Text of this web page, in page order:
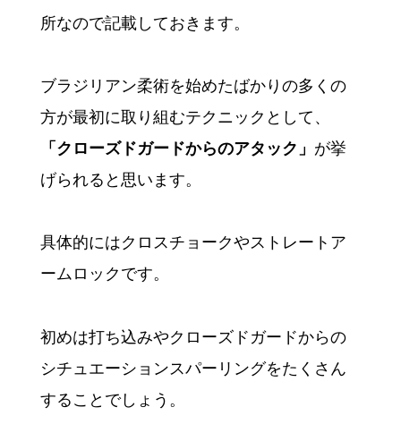
所なので記載しておきます。
ブラジリアン柔術を始めたばかりの多くの
方が最初に取り組むテクニックとして、
「クローズドガードからのアタック」 が挙
げられると思います。
具体的にはクロスチョークやストレートア
ームロックです。
初めは打ち込みやクローズドガードからの
シチュエーションスパーリングをたくさん
することでしょう。